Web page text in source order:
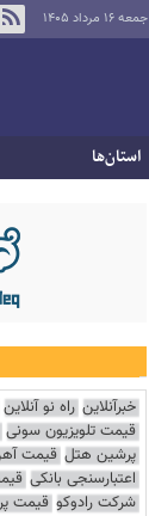
جمعه ۱۶ مرداد ۱۴۰۵
استان‌ها
خبرآنلاین راه نو آنلاین
قیمت تلویزیون سونی
پرشین هتل قیمت آهن
اعتبارسنجی بانکی
شرکت رادوکو قیمت